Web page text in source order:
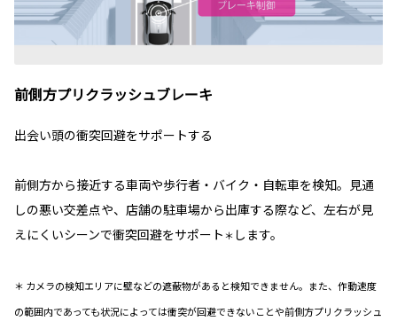
前側方プリクラッシュブレーキ
出会い頭の衝突回避をサポートする
前側方から接近する車両や歩行者・バイク・自転車を検知。見通
しの悪い交差点や、店舗の駐車場から出庫する際など、左右が見
えにくいシーンで衝突回避をサポート＊ します。
＊ カメラの検知エリアに壁などの遮蔽物があると検知できません。また、作動速度
の範囲内であっても状況によっては衝突が回避できないことや前側方プリクラッシュ